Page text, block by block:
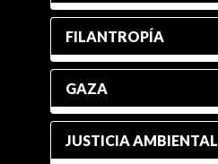
FILANTROPÍA
GAZA
JUSTICIA AMBIENTAL